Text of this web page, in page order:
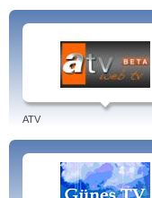
ATV